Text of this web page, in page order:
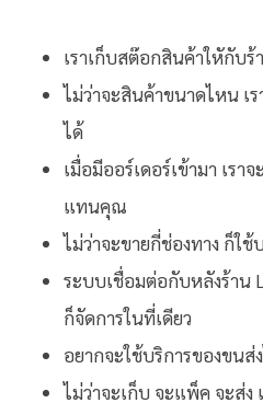
เราเก็บสต๊อกสินค้าใหักับ
ไม่ว่าจะสินค้าขนาดไหน
ได้
เมื่อมีออร์เดอร์เข้ามา เร
แทนคุณ
ไม่ว่าจะขายกี่ช่องทาง ก็ใช้
ระบบเชื่อมต่อกับหลังร้าน
ก็จัดการในที่เดียว
อยากจะใช้บริการของขนส่
ไม่ว่าจะเก็บ จะแพ็ค จะส่ง